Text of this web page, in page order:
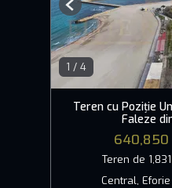
1 / 4
Previous
Teren cu Poziție
Faleze
640,850
Teren de
Central,